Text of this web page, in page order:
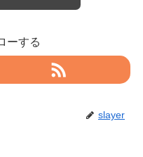
ーする
slayer